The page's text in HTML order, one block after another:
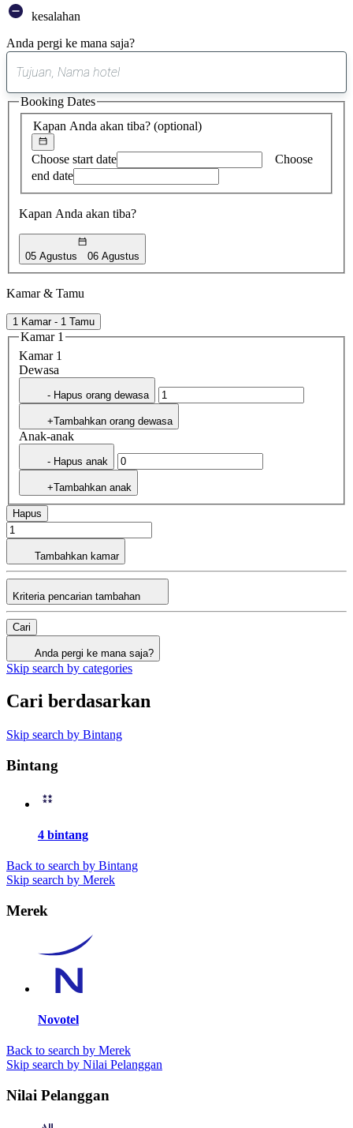
kesalahan
Anda pergi ke mana saja?
saran
ditemukan
Kapan Anda akan tiba? (optional)
Choose start date
Choose
end date
Kapan Anda akan tiba?
05 Agustus 06 Agustus
Booking Dates
Kamar & Tamu
1 Kamar - 1 Tamu
Kamar 1
Kamar 1
Dewasa
- Hapus orang dewasa
+Tambahkan orang dewasa
Anak-anak
- Hapus anak
+Tambahkan anak
Hapus
Tambahkan kamar
Kriteria pencarian tambahan
Cari
Anda pergi ke mana saja?
Skip search by categories
Cari berdasarkan
Skip search by Bintang
Bintang
4 bintang
Back to search by Bintang
Skip search by Merek
Merek
Novotel
Back to search by Merek
Skip search by Nilai Pelanggan
Nilai Pelanggan